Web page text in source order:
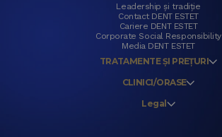
Leadership și tradiție
Contact DENT ESTET
Cariere DENT ESTET
Corporate Social Responsibility
Media DENT ESTET
TRATAMENTE ȘI PREȚURI
CLINICI/ORASE
Legal